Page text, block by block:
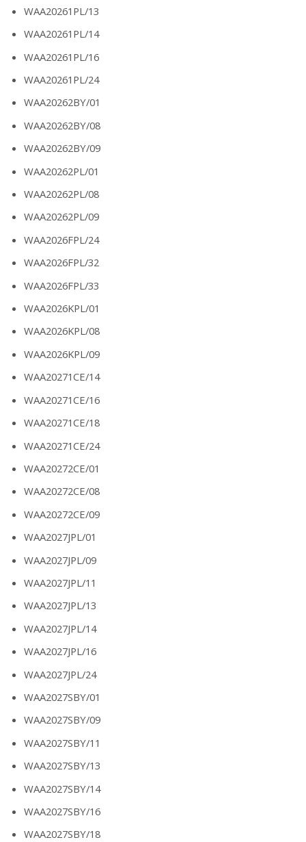
WAA20261PL/13
WAA20261PL/14
WAA20261PL/16
WAA20261PL/24
WAA20262BY/01
WAA20262BY/08
WAA20262BY/09
WAA20262PL/01
WAA20262PL/08
WAA20262PL/09
WAA2026FPL/24
WAA2026FPL/32
WAA2026FPL/33
WAA2026KPL/01
WAA2026KPL/08
WAA2026KPL/09
WAA20271CE/14
WAA20271CE/16
WAA20271CE/18
WAA20271CE/24
WAA20272CE/01
WAA20272CE/08
WAA20272CE/09
WAA2027JPL/01
WAA2027JPL/09
WAA2027JPL/11
WAA2027JPL/13
WAA2027JPL/14
WAA2027JPL/16
WAA2027JPL/24
WAA2027SBY/01
WAA2027SBY/09
WAA2027SBY/11
WAA2027SBY/13
WAA2027SBY/14
WAA2027SBY/16
WAA2027SBY/18